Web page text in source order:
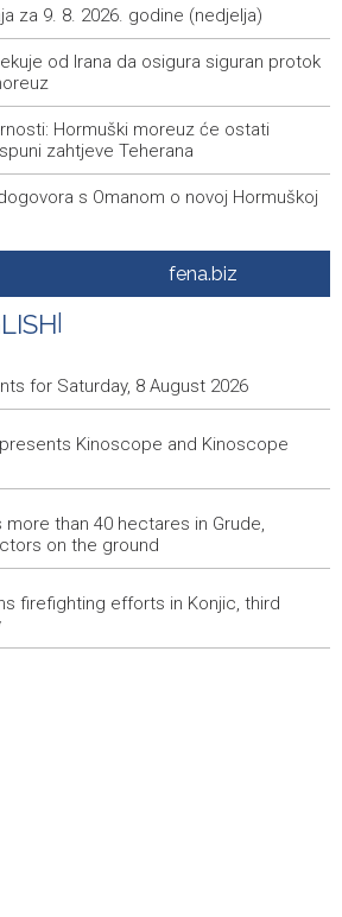
za 9. 8. 2026. godine (nedjelja)
od Irana da osigura siguran protok
Hormuški moreuz će ostati
zahtjeve Teherana
s Omanom o novoj Hormuškoj
Šerifović večeras se zatvara
Travnik 2026'
- Gunja pronađene kosti, vještaci
porijeklo
okupila 37 ekipa iz četiri države
Zavidovića utopio se muškarac
u Milatkovićima kod Čajniča
u Mostaru: Reprezentacija BiH kreće
fena.biz
for Saturday, 8 August 2026
Kinoscope and Kinoscope
than 40 hectares in Grude,
on the ground
firefighting efforts in Konjic, third